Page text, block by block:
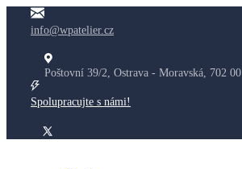
info@wpatelier.cz
Poštovní 39/2, Ostrava - Moravská, 702 00
Spolupracujte s námi!